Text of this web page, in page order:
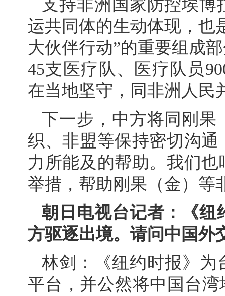
支持非洲国家防控埃
运共同体的生动体现，也
大伙伴行动”的重要组成
45支医疗队、医疗队员
在当地坚守，同非洲人民
下一步，中方将同刚果
织、非盟等保持密切沟
力所能及的帮助。我们
举措，帮助刚果（金）等
朝日电视台记者：《纽
方驱逐出境。请问中国外
林剑：《纽约时报》为
平台，并公然将中国台